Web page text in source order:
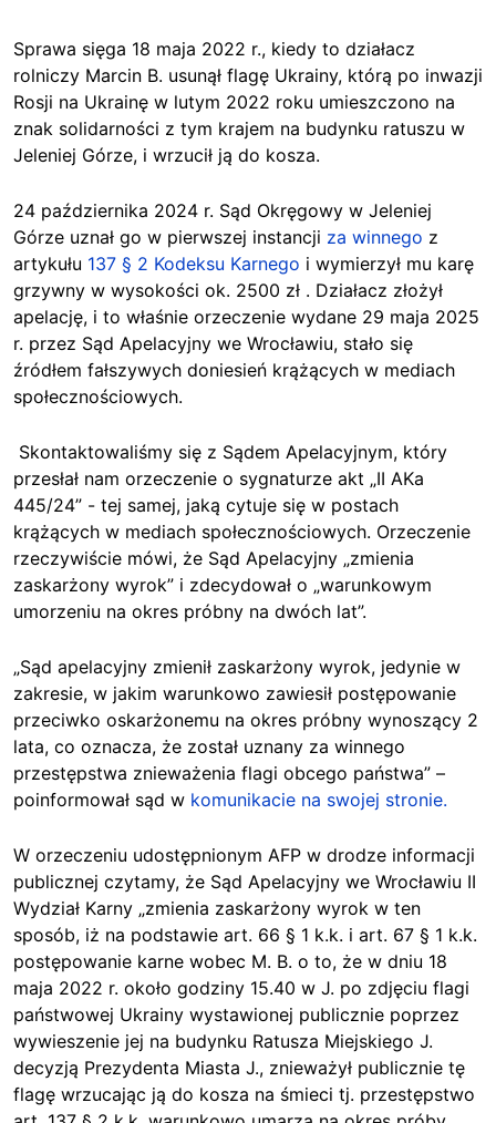
Sprawa sięga 18 maja 2022 r., kiedy to działacz
rolniczy Marcin B. usunął flagę Ukrainy, którą po inwazji
Rosji na Ukrainę w lutym 2022 roku umieszczono na
znak solidarności z tym krajem na budynku ratuszu w
Jeleniej Górze, i wrzucił ją do kosza.
24 października 2024 r. Sąd Okręgowy w Jeleniej
Górze uznał go w pierwszej instancji za winnego z
artykułu 137 § 2 Kodeksu Karnego i wymierzył mu karę
grzywny w wysokości ok. 2500 zł . Działacz złożył
apelację, i to właśnie orzeczenie wydane 29 maja 2025
r. przez Sąd Apelacyjny we Wrocławiu, stało się
źródłem fałszywych doniesień krążących w mediach
społecznościowych.
Skontaktowaliśmy się z Sądem Apelacyjnym, który
przesłał nam orzeczenie o sygnaturze akt „II AKa
445/24” - tej samej, jaką cytuje się w postach
krążących w mediach społecznościowych. Orzeczenie
rzeczywiście mówi, że Sąd Apelacyjny „zmienia
zaskarżony wyrok” i zdecydował o „warunkowym
umorzeniu na okres próbny na dwóch lat”.
„Sąd apelacyjny zmienił zaskarżony wyrok, jedynie w
zakresie, w jakim warunkowo zawiesił postępowanie
przeciwko oskarżonemu na okres próbny wynoszący 2
lata, co oznacza, że został uznany za winnego
przestępstwa znieważenia flagi obcego państwa” –
poinformował sąd w komunikacie na swojej stronie.
W orzeczeniu udostępnionym AFP w drodze informacji
publicznej czytamy, że Sąd Apelacyjny we Wrocławiu II
Wydział Karny „zmienia zaskarżony wyrok w ten
sposób, iż na podstawie art. 66 § 1 k.k. i art. 67 § 1 k.k.
postępowanie karne wobec M. B. o to, że w dniu 18
maja 2022 r. około godziny 15.40 w J. po zdjęciu flagi
państwowej Ukrainy wystawionej publicznie poprzez
wywieszenie jej na budynku Ratusza Miejskiego J.
decyzją Prezydenta Miasta J., znieważył publicznie tę
flagę wrzucając ją do kosza na śmieci tj. przestępstwo